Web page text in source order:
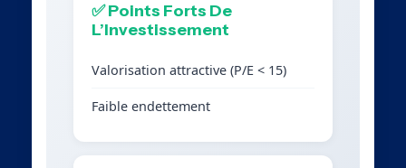
✅ Points Forts De
L’Investissement
Valorisation attractive (P/E < 15)
Faible endettement